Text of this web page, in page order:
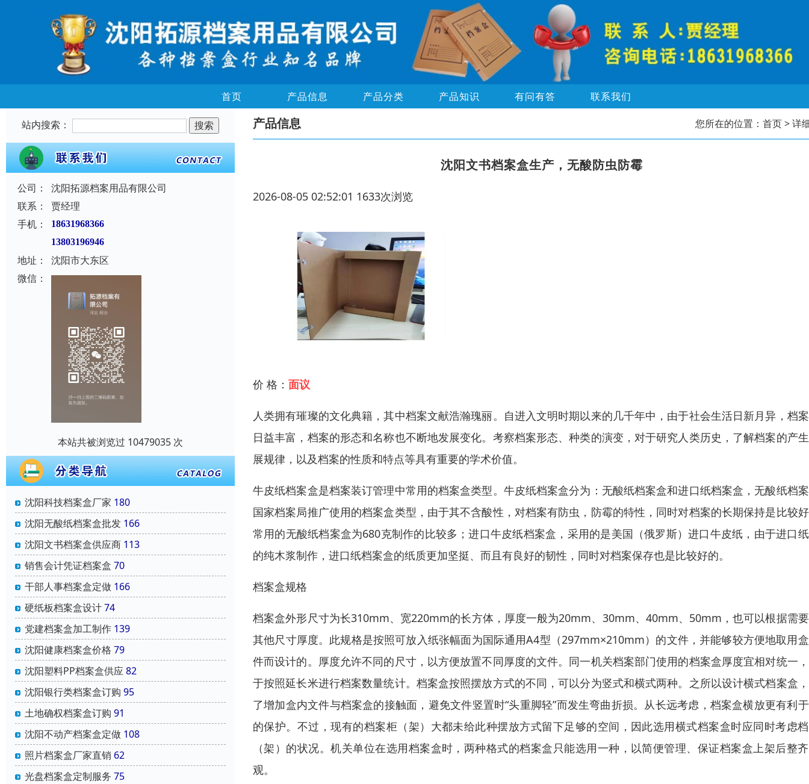
首页 产品信息 产品分类 产品知识 有问有答 联系我们
站内搜索：
公司：
沈阳拓源档案用品有限公司
联系：
贾经理
手机：
18631968366
13803196946
地址：
沈阳市大东区
微信：
本站共被浏览过 10479035 次
沈阳科技档案盒厂家 180
沈阳无酸纸档案盒批发 166
沈阳文书档案盒供应商 113
销售会计凭证档案盒 70
干部人事档案盒定做 166
硬纸板档案盒设计74
党建档案盒加工制作 139
沈阳健康档案盒价格 79
沈阳塑料PP档案盒供应82
沈阳银行类档案盒订购 95
土地确权档案盒订购 91
沈阳不动产档案盒定做 108
照片档案盒厂家直销 62
光盘档案盒定制服务 75
产品信息 您所在的位置： 首页> 详
沈阳文书档案盒生产，无酸防虫防霉
2026-08-05 02:52:01 1633次浏览
价 格： 面议
人类拥有璀璨的文化典籍，其中档案文献浩瀚瑰丽。自进入文明时期以来的几千年中，由于社会生活日新月异，档
日益丰富，档案的形态和名称也不断地发展变化。考察档案形态、种类的演变，对于研究人类历史，了解档案的产
展规律，以及档案的性质和特点等具有重要的学术价值。
牛皮纸档案盒是档案装订管理中常用的档案盒类型。牛皮纸档案盒分为：无酸纸档案盒和进口纸档案盒，无酸纸档
国家档案局推广使用的档案盒类型，由于其不含酸性，对档案有防虫，防霉的特性，同时对档案的长期保持是比较
常用的无酸纸档案盒为680克制作的比较多；进口牛皮纸档案盒，采用的是美国（俄罗斯）进口牛皮纸，由于进口
的纯木浆制作，进口纸档案盒的纸质更加坚挺、而且有良好的韧性，同时对档案保存也是比较好的。
档案盒规格
档案盒外形尺寸为长310mm、宽220mm的长方体，厚度一般为20mm、30mm、40mm、50mm，也可以根据需
其他尺寸厚度。此规格是按照可放入纸张幅面为国际通用A4型（297mm×210mm）的文件，并能够较方便地取用
件而设计的。厚度允许不同的尺寸，以方便放置不同厚度的文件。同一机关档案部门使用的档案盒厚度宜相对统一
于按照延长米进行档案数量统计。档案盒按照摆放方式的不同，可以分为竖式和横式两种。之所以设计横式档案盒
了增加盒内文件与档案盒的接触面，避免文件竖置时“头重脚轻”而发生弯曲折损。从长远考虑，档案盒横放更有利
的保护。不过，现有的档案柜（架）大都未给此种摆放方式留下足够的空间，因此选用横式档案盒时应同时考虑
（架）的状况。机关单位在选用档案盒时，两种格式的档案盒只能选用一种，以简便管理、保证档案盒上架后整
观。